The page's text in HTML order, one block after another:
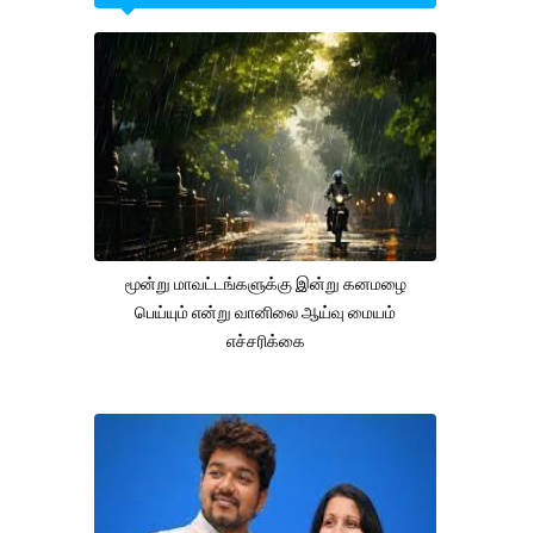
மூன்று மாவட்டங்களுக்கு இன்று கனமழை
பெய்யும் என்று வானிலை ஆய்வு மையம்
எச்சரிக்கை